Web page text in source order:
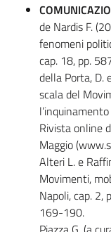
de Nardis F.
fenomeni
cap. 18, pp.
della Porta, D.
scala del
Rivista online
Maggio
Alteri L. e
Movimenti,
Napoli, cap. 2,
169-190.